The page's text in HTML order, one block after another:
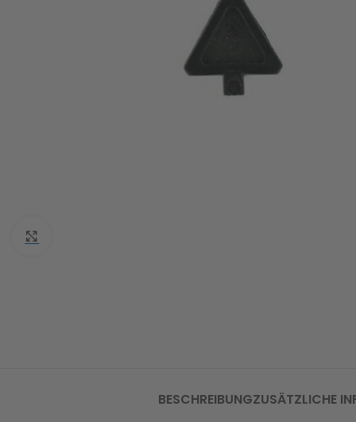
BESCHREIBUNGZUSÄTZLICHE